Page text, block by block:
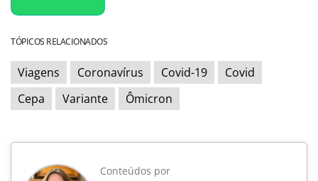
TÓPICOS RELACIONADOS
Viagens Coronavírus Covid-19
Covid
Cepa
Variante Ômicron
Conteúdos por